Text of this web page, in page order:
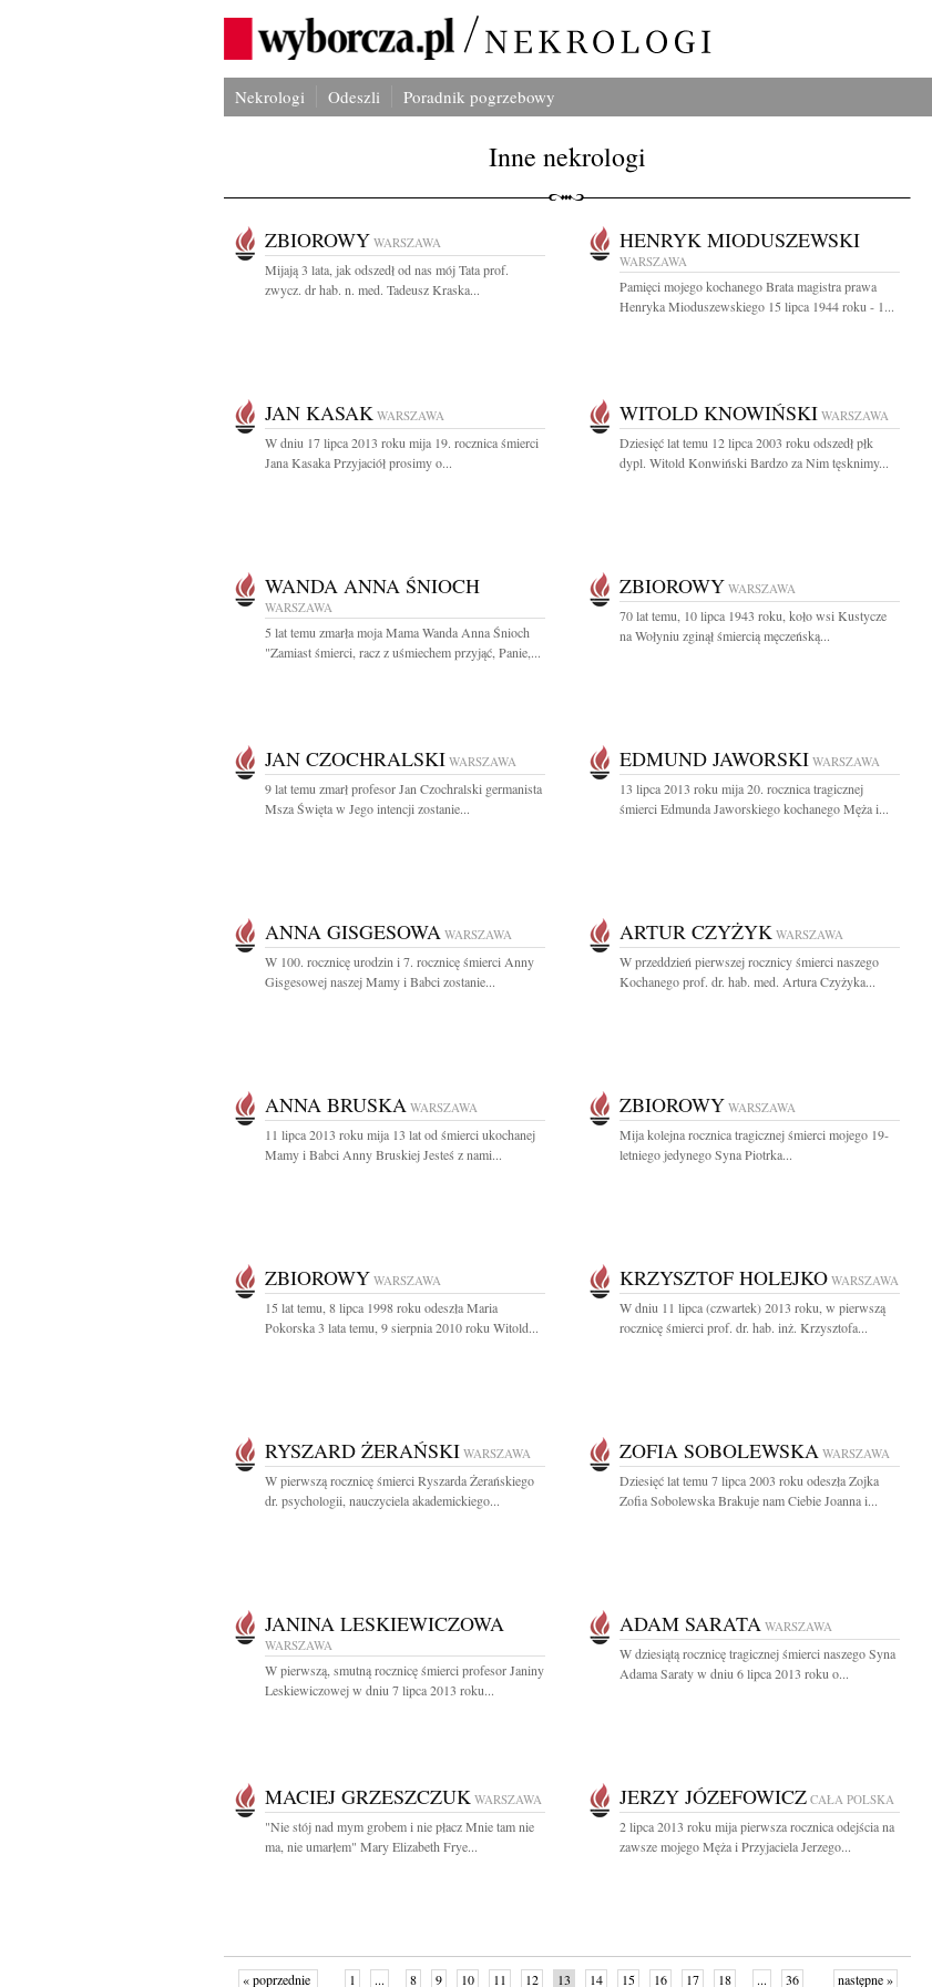
Nekrologi Odeszli Poradnik pogrzebowy
Inne nekrologi
ZBIOROWY WARSZAWA
Mijają 3 lata, jak odszedł od nas mój Tata prof.
zwycz. dr hab. n. med. Tadeusz Kraska...
HENRYK MIODUSZEWSKI
WARSZAWA
Pamięci mojego kochanego Brata magistra prawa
Henryka Mioduszewskiego 15 lipca 1944 roku - 1...
JAN KASAK WARSZAWA
W dniu 17 lipca 2013 roku mija 19. rocznica śmierci
Jana Kasaka Przyjaciół prosimy o...
WITOLD KNOWIŃSKI WARSZAWA
Dziesięć lat temu 12 lipca 2003 roku odszedł płk
dypl. Witold Konwiński Bardzo za Nim tęsknimy...
WANDA ANNA ŚNIOCH
WARSZAWA
5 lat temu zmarła moja Mama Wanda Anna Śnioch
"Zamiast śmierci, racz z uśmiechem przyjąć, Panie,...
ZBIOROWY WARSZAWA
70 lat temu, 10 lipca 1943 roku, koło wsi Kustycze
na Wołyniu zginął śmiercią męczeńską...
JAN CZOCHRALSKI WARSZAWA
9 lat temu zmarł profesor Jan Czochralski germanista
Msza Święta w Jego intencji zostanie...
EDMUND JAWORSKI WARSZAWA
13 lipca 2013 roku mija 20. rocznica tragicznej
śmierci Edmunda Jaworskiego kochanego Męża i...
ANNA GISGESOWA WARSZAWA
W 100. rocznicę urodzin i 7. rocznicę śmierci Anny
Gisgesowej naszej Mamy i Babci zostanie...
ARTUR CZYŻYK WARSZAWA
W przeddzień pierwszej rocznicy śmierci naszego
Kochanego prof. dr. hab. med. Artura Czyżyka...
ANNA BRUSKA WARSZAWA
11 lipca 2013 roku mija 13 lat od śmierci ukochanej
Mamy i Babci Anny Bruskiej Jesteś z nami...
ZBIOROWY WARSZAWA
Mija kolejna rocznica tragicznej śmierci mojego 19-
letniego jedynego Syna Piotrka...
ZBIOROWY WARSZAWA
15 lat temu, 8 lipca 1998 roku odeszła Maria
Pokorska 3 lata temu, 9 sierpnia 2010 roku Witold...
KRZYSZTOF HOLEJKO WARSZAWA
W dniu 11 lipca (czwartek) 2013 roku, w pierwszą
rocznicę śmierci prof. dr. hab. inż. Krzysztofa...
RYSZARD ŻERAŃSKI WARSZAWA
W pierwszą rocznicę śmierci Ryszarda Żerańskiego
dr. psychologii, nauczyciela akademickiego...
ZOFIA SOBOLEWSKA WARSZAWA
Dziesięć lat temu 7 lipca 2003 roku odeszła Zojka
Zofia Sobolewska Brakuje nam Ciebie Joanna i...
JANINA LESKIEWICZOWA
WARSZAWA
W pierwszą, smutną rocznicę śmierci profesor Janiny
Leskiewiczowej w dniu 7 lipca 2013 roku...
ADAM SARATA WARSZAWA
W dziesiątą rocznicę tragicznej śmierci naszego Syna
Adama Saraty w dniu 6 lipca 2013 roku o...
MACIEJ GRZESZCZUK WARSZAWA
"Nie stój nad mym grobem i nie płacz Mnie tam nie
ma, nie umarłem" Mary Elizabeth Frye...
JERZY JÓZEFOWICZ CAŁA POLSKA
2 lipca 2013 roku mija pierwsza rocznica odejścia na
zawsze mojego Męża i Przyjaciela Jerzego...
« poprzednie 1 ... 8 9 10 11 12 13 14 15 16 17 18 ... 36 następne »